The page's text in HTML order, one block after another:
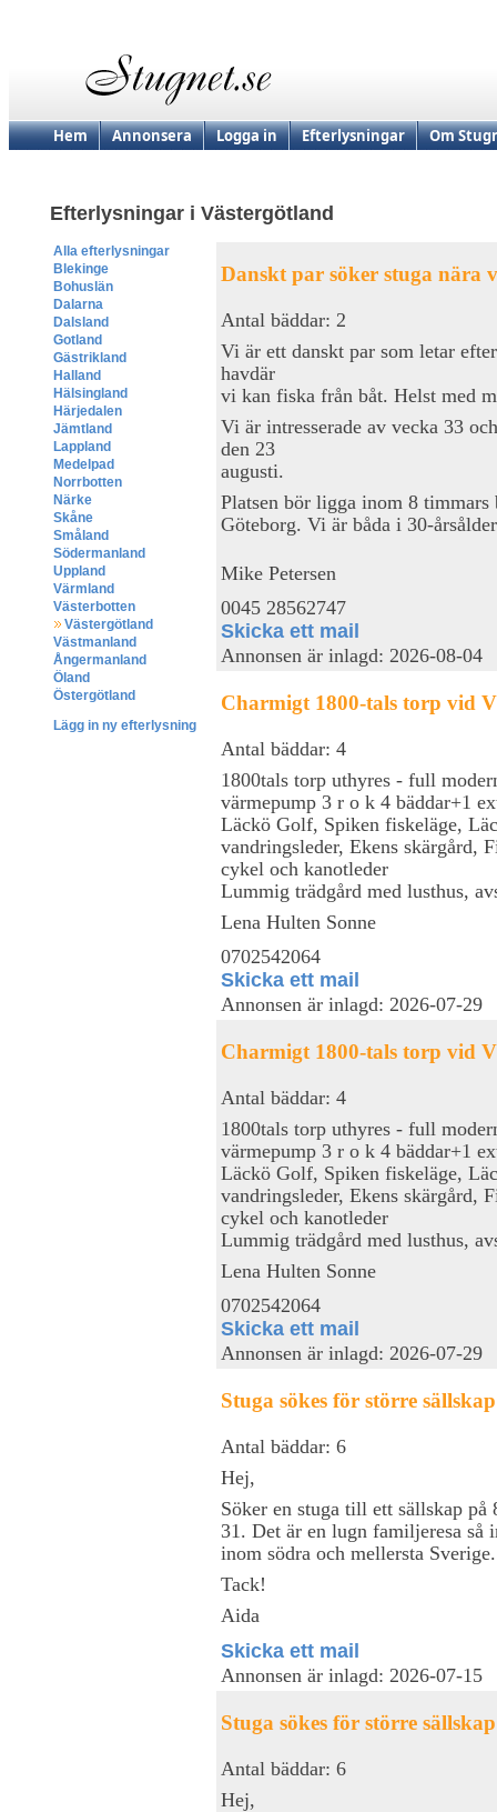
Hem Annonsera Logga in Efterlysningar Om
Efterlysningar i Västergötland
Alla efterlysningar
Blekinge
Bohuslän
Dalarna
Dalsland
Gotland
Gästrikland
Halland
Hälsingland
Härjedalen
Jämtland
Lappland
Medelpad
Norrbotten
Närke
Skåne
Småland
Södermanland
Uppland
Värmland
Västerbotten
Västergötland
Västmanland
Ångermanland
Öland
Östergötland
Lägg in ny efterlysning
Danskt par söker stuga nära
Antal bäddar: 2
Vi är ett danskt par som letar
havdär
vi kan fiska från båt. Helst med
Vi är intresserade av vecka 33
den 23
augusti.
Platsen bör ligga inom 8
Göteborg. Vi är båda i 30-
Mike Petersen
0045 28562747
Skicka ett mail
Annonsen är inlagd: 2026-08-04
Charmigt 1800-tals torp vid
Antal bäddar: 4
1800tals torp uthyres - full
värmepump 3 r o k 4 bäddar+1
Läckö Golf, Spiken fiskeläge,
vandringsleder, Ekens skärgård,
cykel och kanotleder
Lummig trädgård med lusthus,
Lena Hulten Sonne
0702542064
Skicka ett mail
Annonsen är inlagd: 2026-07-29
Charmigt 1800-tals torp vid
Antal bäddar: 4
1800tals torp uthyres - full
värmepump 3 r o k 4 bäddar+1
Läckö Golf, Spiken fiskeläge,
vandringsleder, Ekens skärgård,
cykel och kanotleder
Lummig trädgård med lusthus,
Lena Hulten Sonne
0702542064
Skicka ett mail
Annonsen är inlagd: 2026-07-29
Stuga sökes för större
Antal bäddar: 6
Hej,
Söker en stuga till ett sällskap
31. Det är en lugn familjeresa så
inom södra och mellersta Sverige.
Tack!
Aida
Skicka ett mail
Annonsen är inlagd: 2026-07-15
Stuga sökes för större
Antal bäddar: 6
Hej,